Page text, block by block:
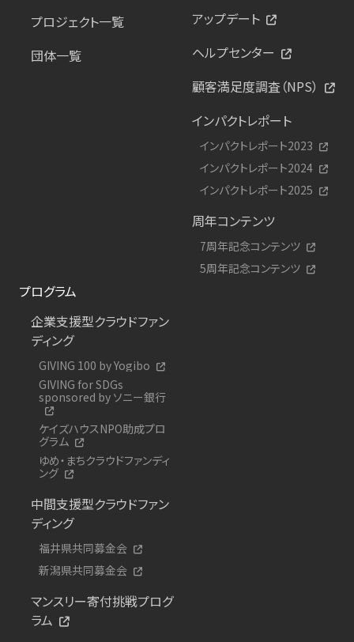
プロジェクト一覧
団体一覧
アップデート
ヘルプセンター
顧客満足度調査（NPS）
インパクトレポート
インパクトレポート2023
インパクトレポート2024
インパクトレポート2025
周年コンテンツ
7周年記念コンテンツ
5周年記念コンテンツ
プログラム
企業支援型クラウドファン
ディング
GIVING 100 by Yogibo
GIVING for SDGs
sponsored by ソニー銀行
ケイズハウスNPO助成プロ
グラム
ゆめ・まちクラウドファンディ
ング
中間支援型クラウドファン
ディング
福井県共同募金会
新潟県共同募金会
マンスリー寄付挑戦プログ
ラム